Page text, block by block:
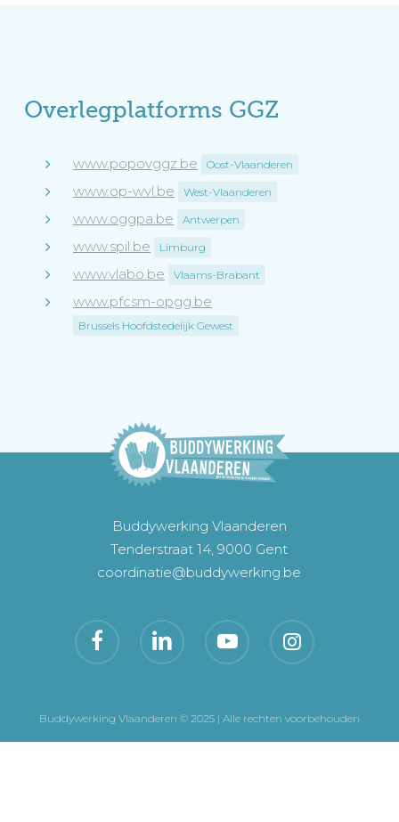
Overlegplatforms GGZ
www.popovggz.be Oost-Vlaanderen
www.op-wvl.be West-Vlaanderen
www.oggpa.be Antwerpen
www.spil.be Limburg
www.vlabo.be Vlaams-Brabant
www.pfcsm-opgg.be
Brussels Hoofdstedelijk Gewest
Buddywerking Vlaanderen
Tenderstraat 14, 9000 Gent
coordinatie@buddywerking.be
Buddywerking Vlaanderen © 2025 | Alle rechten voorbehouden